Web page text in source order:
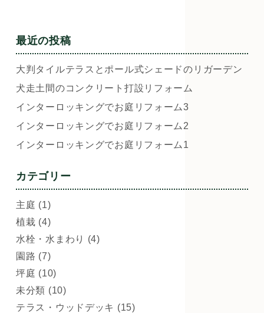
最近の投稿
大判タイルテラスとポール式シェードのリガーデン
犬走土間のコンクリート打設リフォーム
インターロッキングでお庭リフォーム3
インターロッキングでお庭リフォーム2
インターロッキングでお庭リフォーム1
カテゴリー
主庭 (1)
植栽 (4)
水栓・水まわり (4)
園路 (7)
坪庭 (10)
未分類 (10)
テラス・ウッドデッキ (15)